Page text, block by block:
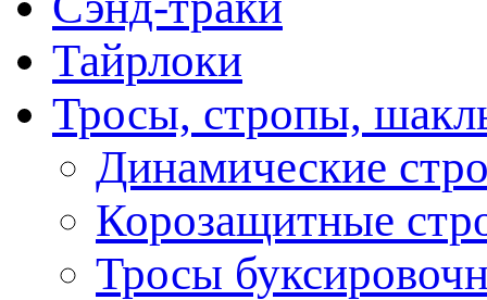
Тайрлоки
Тросы, стропы,
Динамические
Корозащитные
Тросы